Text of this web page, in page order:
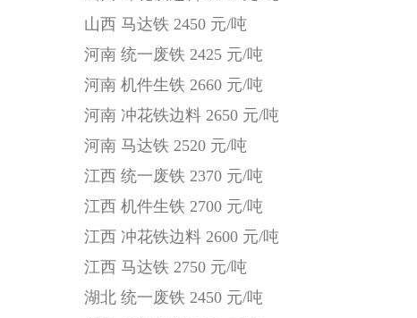
山西 马达铁 2450 元/吨
河南 统一废铁 2425 元/吨
河南 机件生铁 2660 元/吨
河南 冲花铁边料 2650 元/吨
河南 马达铁 2520 元/吨
江西 统一废铁 2370 元/吨
江西 机件生铁 2700 元/吨
江西 冲花铁边料 2600 元/吨
江西 马达铁 2750 元/吨
湖北 统一废铁 2450 元/吨